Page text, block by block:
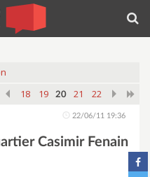
18
19 20 21 22
22/06/11 19:36
Casimir Fenain